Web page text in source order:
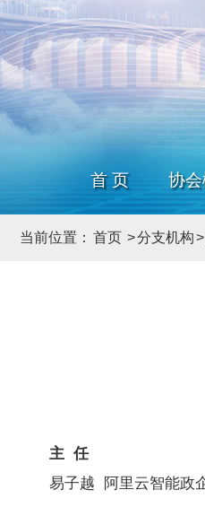
首 页 协
当前位置： 首页 >分支机构>
主 任
易子越 阿里云智能政